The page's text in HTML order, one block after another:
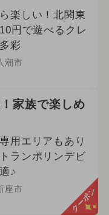
楽しい！北関東
円で遊べるクレ
彩
潮市
家族で楽しめ
用エリアもあり
ランポリンデビ
♪
座市 クーポン